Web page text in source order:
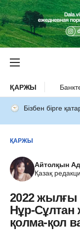
ҚАРЖЫ
Бізбен бірге
ҚАРЖЫ
Айтолқын
Қазақ
2022 жылғы
Нұр-Сұлтан
қолма-қол